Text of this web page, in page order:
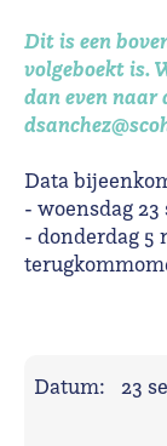
Dit is een
volgeboekt is.
dan even naar
Data
- woensdag
- donderdag 5
Datum: 23